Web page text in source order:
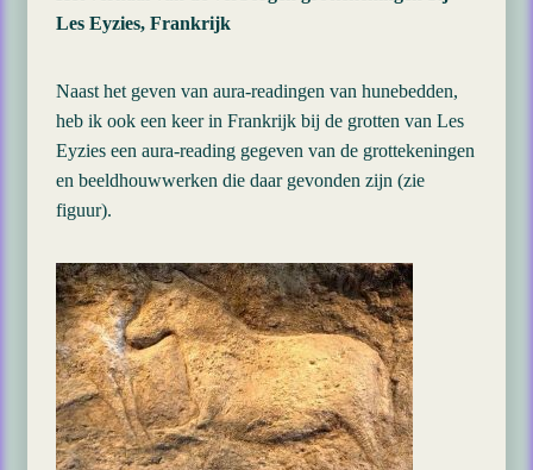
Les Eyzies, Frankrijk
Naast het geven van aura-readingen van hunebedden,
heb ik ook een keer in Frankrijk bij de grotten van Les
Eyzies een aura-reading gegeven van de grottekeningen
en beeldhouwwerken die daar gevonden zijn (zie
figuur).